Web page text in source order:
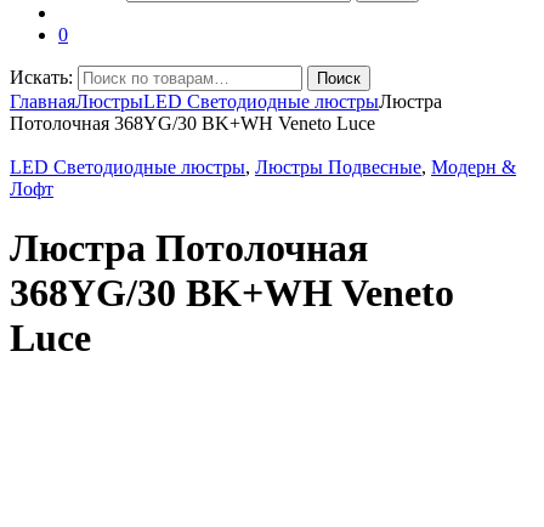
0
Искать: Поиск
ГлавнаяЛюстрыLED Светодиодные люстрыЛюстра
Потолочная 368YG/30 BK+WH Veneto Luce
LED Светодиодные люстры, Люстры Подвесные, Модерн &
Лофт
Люстра Потолочная
368YG/30 BK+WH Veneto
Luce